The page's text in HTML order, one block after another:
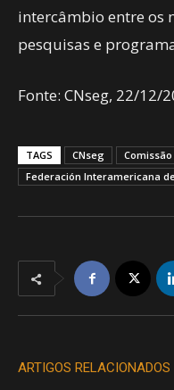
intercâmbio entre os
pesquisas e
Fonte: CNseg, 22/12/
TAGS CNseg
Federación Interamericana
ARTIGOS RELACIONADOS